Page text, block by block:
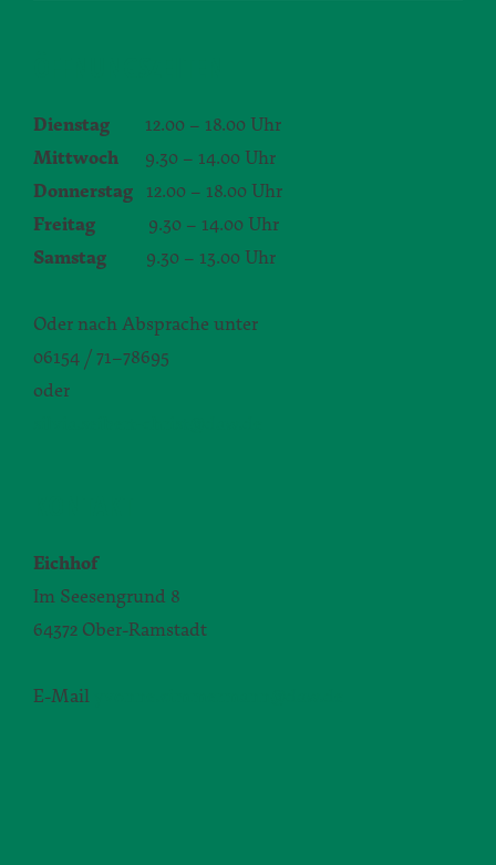
Dienstag 12.00 – 18.00 Uhr
Mittwoch 9.30 – 14.00 Uhr
Donnerstag 12.00 – 18.00 Uhr
Freitag 9.30 – 14.00 Uhr
Samstag 9.30 – 13.00 Uhr
Oder nach Absprache unter
06154 / 71–78695
oder
Eichhof
Im Seesengrund 8
64372 Ober-Ramstadt
E-Mail